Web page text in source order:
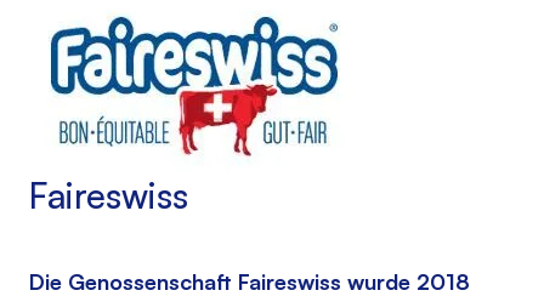
Faireswiss
Die Genossenschaft Faireswiss wurde 2018